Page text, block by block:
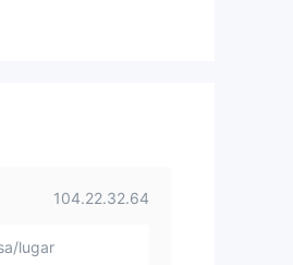
104.22.32.64
lugar